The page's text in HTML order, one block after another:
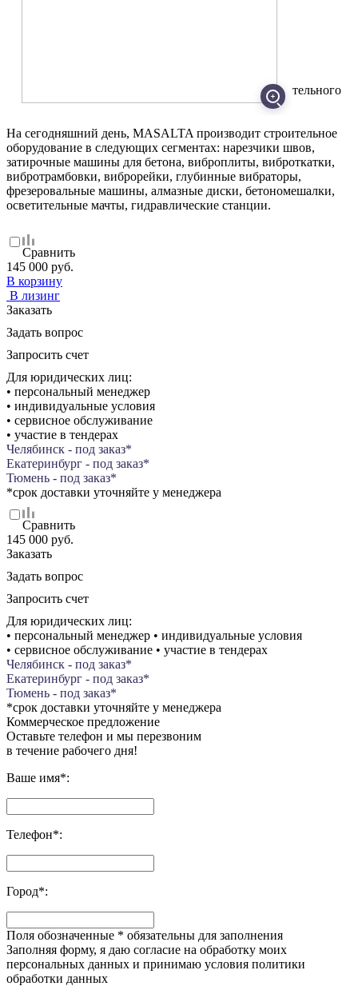
MASALTA – ведущий производитель легкого строительного
оборудования с 1996 из КНР.
На сегодняшний день, MASALTA производит строительное
оборудование в следующих сегментах: нарезчики швов,
затирочные машины для бетона, виброплиты, виброткатки,
вибротрамбовки, виброрейки, глубинные вибраторы,
фрезеровальные машины, алмазные диски, бетономешалки,
осветительные мачты, гидравлические станции.
Сравнить
145 000 руб.
В корзину
В лизинг
Заказать
Задать вопрос
Запросить счет
Для юридических лиц:
• персональный менеджер
• индивидуальные условия
• сервисное обслуживание
• участие в тендерах
Челябинск - под заказ*
Екатеринбург - под заказ*
Тюмень - под заказ*
*срок доставки уточняйте у менеджера
Сравнить
145 000 руб.
Заказать
Задать вопрос
Запросить счет
Для юридических лиц:
• персональный менеджер • индивидуальные условия
• сервисное обслуживание • участие в тендерах
Челябинск - под заказ*
Екатеринбург - под заказ*
Тюмень - под заказ*
*срок доставки уточняйте у менеджера
Коммерческое предложение
Оставьте телефон и мы перезвоним
в течение рабочего дня!
Ваше имя*:
Телефон*:
Город*:
Поля обозначенные * обязательны для заполнения
Заполняя форму, я даю согласие на обработку моих
персональных данных и принимаю условия политики
обработки данных